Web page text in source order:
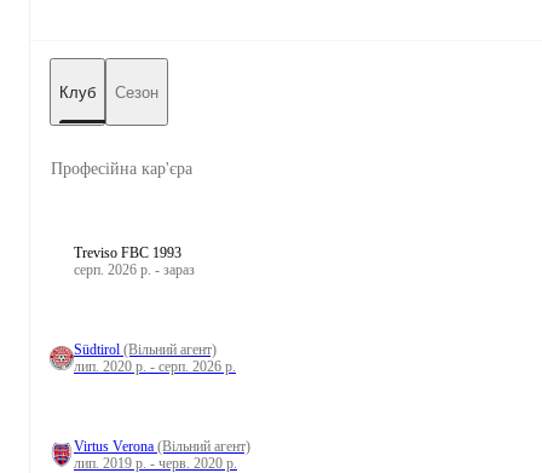
Клуб Сезон
Професійна кар'єра
Treviso FBC 1993
серп. 2026 р. - зараз
Südtirol (Вільний агент)
лип. 2020 р. - серп. 2026 р.
Virtus Verona (Вільний агент)
лип. 2019 р. - черв. 2020 р.